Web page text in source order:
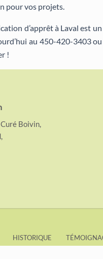
pour vos projets.
d’apprêt à Laval est
au 450-420-3403
!
Boivin,
HISTORIQUE